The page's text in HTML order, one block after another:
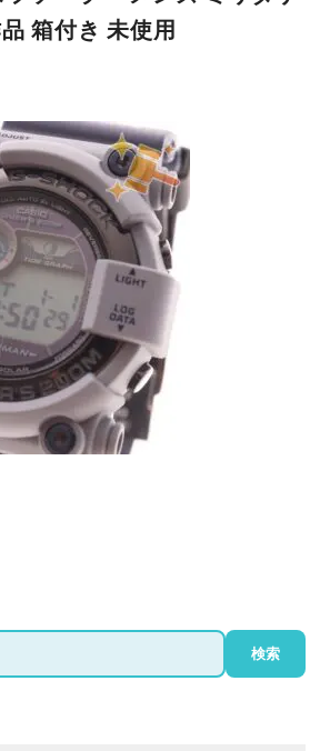
箱付き 未使用
検索